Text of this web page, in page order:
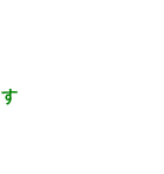
する私に、猫が